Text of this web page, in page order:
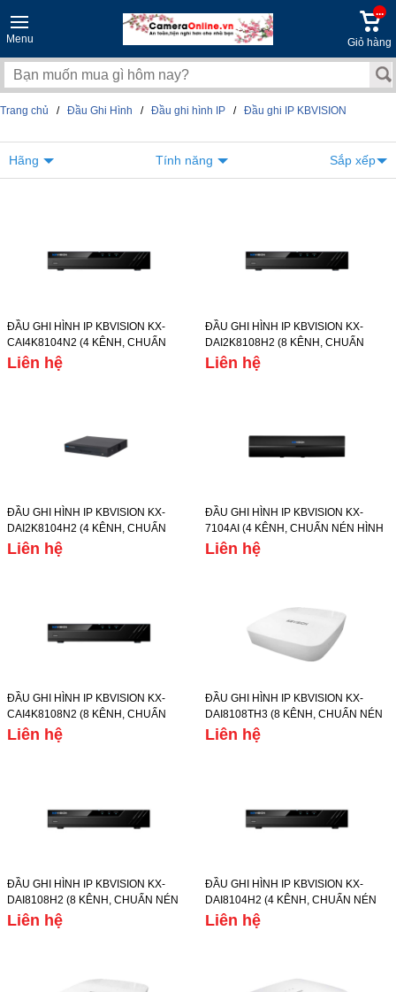
Menu
...
Giỏ hàng
Trang chủ / Đầu Ghi Hình / Đầu ghi hình IP / Đầu ghi IP KBVISION
Hãng Tính năng Sắp xếp
ĐẦU GHI HÌNH IP KBVISION KX-
CAI4K8104N2 (4 KÊNH, CHUẨN
NÉN HÌNH ẢNH H.265/H.264+/H.264,
Ổ CỨNG 8TB)
Liên hệ
ĐẦU GHI HÌNH IP KBVISION KX-
DAI2K8108H2 (8 KÊNH, CHUẨN
NÉN HÌNH ẢNH
H.265+/H.265/H.264+/H.264, Ổ
Liên hệ
ĐẦU GHI HÌNH IP KBVISION KX-
DAI2K8104H2 (4 KÊNH, CHUẨN
NÉN HÌNH ẢNH
H.265+/H.265/H.264+/H.264, Ổ
Liên hệ
ĐẦU GHI HÌNH IP KBVISION KX-
7104AI (4 KÊNH, CHUẨN NÉN HÌNH
ẢNH H.265+/H.265, Ổ CỨNG 6TB)
Liên hệ
ĐẦU GHI HÌNH IP KBVISION KX-
CAI4K8108N2 (8 KÊNH, CHUẨN
NÉN HÌNH ẢNH
H.265+/H.265/H.264+/H.264, Ổ
Liên hệ
ĐẦU GHI HÌNH IP KBVISION KX-
DAI8108TH3 (8 KÊNH, CHUẨN NÉN
HÌNH ẢNH
H.265+/H.265/H.264+/H.264, Ổ
Liên hệ
ĐẦU GHI HÌNH IP KBVISION KX-
DAI8108H2 (8 KÊNH, CHUẨN NÉN
HÌNH ẢNH
H.265+/H.265/H.264+/H.264, Ổ
Liên hệ
ĐẦU GHI HÌNH IP KBVISION KX-
DAI8104H2 (4 KÊNH, CHUẨN NÉN
HÌNH ẢNH
H.265+/H.265/H.264+/H.264, Ổ
Liên hệ